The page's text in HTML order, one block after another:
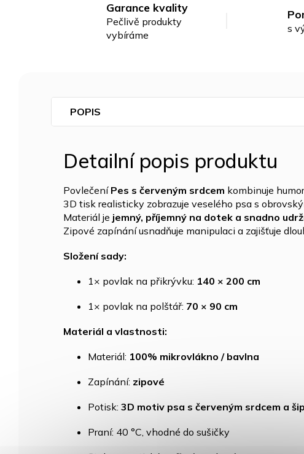
Garance kvality
Pečlivě produkty
vybíráme
s
POPIS
Detailní popis produktu
Povlečení Pes s červeným srdcem kombinuje
3D tisk realisticky zobrazuje veselého psa s
Materiál je jemný, příjemný na dotek a snadno
Zipové zapínání usnadňuje manipulaci a zajišťuje
Složení sady:
1× povlak na přikrývku: 140 × 200 cm
1× povlak na polštář: 70 × 90 cm
Materiál a vlastnosti:
Materiál: 100% mikrovlákno / bavlna
Zapínání: zipové
Potisk: 3D motiv psa s červeným srdcem a
Praní: 40 °C, vhodné do sušičky